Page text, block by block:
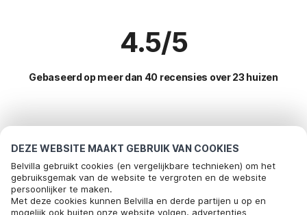
DEZE WEBSITE MAAKT GEBRUIK VAN COOKIES
Belvilla gebruikt cookies (en vergelijkbare technieken) om het
gebruiksgemak van de website te vergroten en de website
persoonlijker te maken.
Met deze cookies kunnen Belvilla en derde partijen u op en
mogelijk ook buiten onze website volgen, advertenties
4.5/5
Gebaseerd op meer dan 40 recensies over 23 huizen
vakantie
Populaire voorzieningen voor vakantie in Verenigd-
koninkrijk
Vakantiehuis voor 6 personen
Bel om te boeken